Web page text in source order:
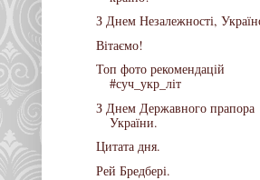
З Днем Незалежності,
Вітаємо!
Топ фото рекомендацій
#суч_укр_літ
З Днем Державного прапора
України.
Цитата дня.
Рей Бредбері.